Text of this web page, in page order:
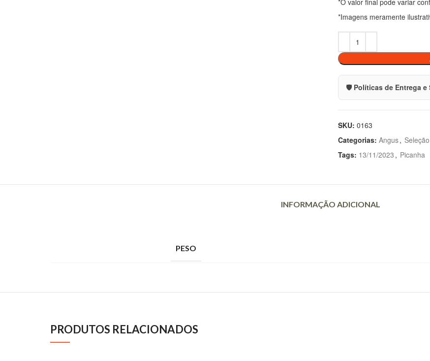
*Imagens meramente
🛡️ Políticas de Entrega e
SKU: 0163
Categorias: Angus,
Tags: 13/11/2023 , Picanha
INFORMAÇÃO ADICIONAL
PESO
PRODUTOS RELACIONADOS